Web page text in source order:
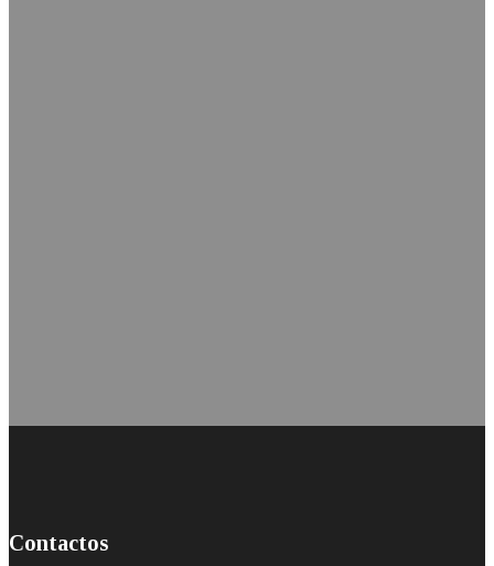
Contactos